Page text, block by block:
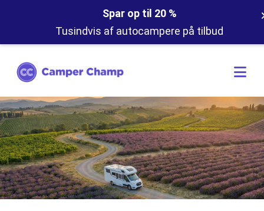
Spar op til 20 %
Tusindvis af autocampere på tilbud